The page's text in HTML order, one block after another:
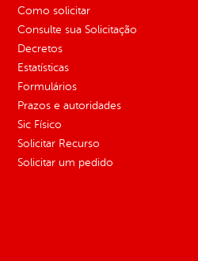
Como solicitar
Consulte sua Solicitação
Decretos
Estatísticas
Formulários
Prazos e autoridades
Sic Físico
Solicitar Recurso
Solicitar um pedido